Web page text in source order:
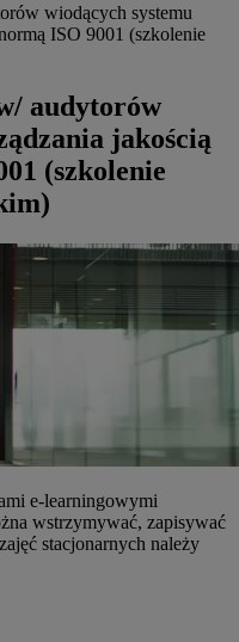
wiodących systemu
ISO 9001 (szkolenie
audytorów
jakością
(szkolenie
e-learningowymi
wstrzymywać, zapisywać
stacjonarnych należy